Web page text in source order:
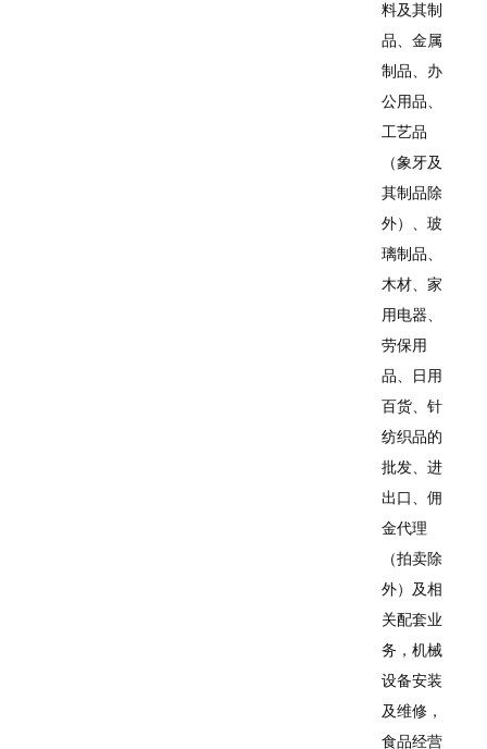
料及其制
品、金属
制品、办
公用品、
工艺品
（象牙及
其制品除
外）、玻
璃制品、
木材、家
用电器、
劳保用
品、日用
百货、针
纺织品的
批发、进
出口、佣
金代理
（拍卖除
外）及相
关配套业
务，机械
设备安装
及维修，
食品经营